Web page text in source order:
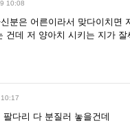
10:08
분은 어른이라서 맞다이치면
건데 저 양아치 시키는 지가 잘
다리 다 분질러 놓을건데